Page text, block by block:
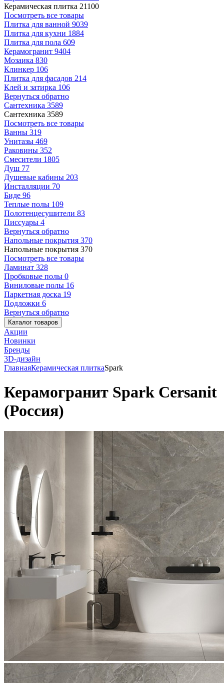
Керамическая плитка 21100
Посмотреть все товары
Плитка для ванной 9039
Плитка для кухни 1884
Плитка для пола 609
Керамогранит 9404
Мозаика 830
Клинкер 106
Плитка для фасадов 214
Клей и затирка 106
Вернуться обратно
Сантехника 3589
Сантехника 3589
Посмотреть все товары
Ванны 319
Унитазы 469
Раковины 352
Смесители 1805
Душ 77
Душевые кабины 203
Инсталляции 70
Биде 96
Теплые полы 109
Полотенцесушители 83
Писсуары 4
Вернуться обратно
Напольные покрытия 370
Напольные покрытия 370
Посмотреть все товары
Ламинат 328
Пробковые полы 0
Виниловые полы 16
Паркетная доска 19
Подложки 6
Вернуться обратно
Каталог товаров
Акции
Новинки
Бренды
3D-дизайн
ГлавнаяКерамическая плиткаSpark
Керамогранит Spark Cersanit
(Россия)